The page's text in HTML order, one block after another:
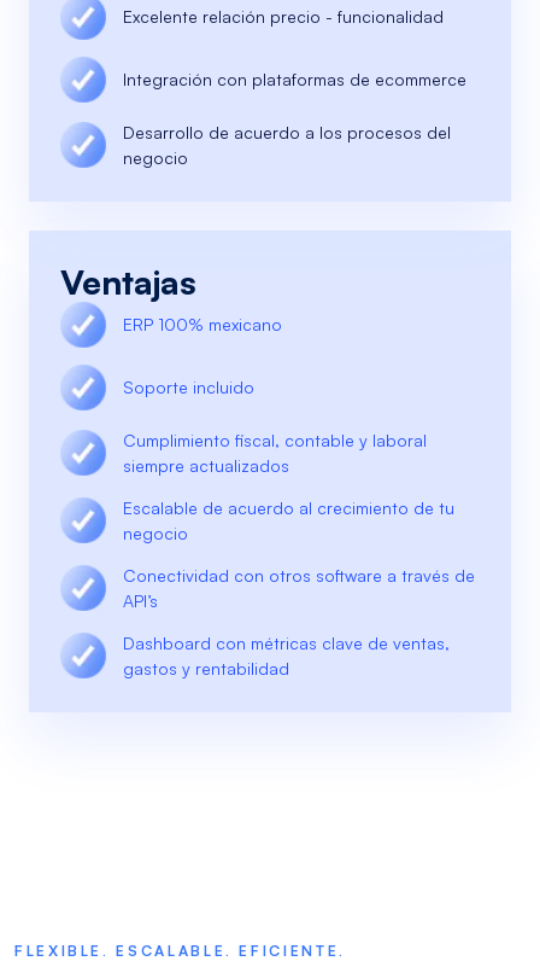
Excelente relación precio - funcionalidad
Integración con plataformas de ecommerce
Desarrollo de acuerdo a los procesos del
negocio
Ventajas
ERP 100% mexicano
Soporte incluido
Cumplimiento fiscal, contable y laboral
siempre actualizados
Escalable de acuerdo al crecimiento de tu
negocio
Conectividad con otros software a través de
API’s
Dashboard con métricas clave de ventas,
gastos y rentabilidad
FLEXIBLE. ESCALABLE. EFICIENTE.